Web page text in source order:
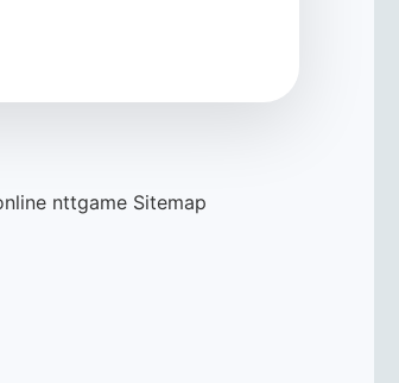
nttgame Sitemap